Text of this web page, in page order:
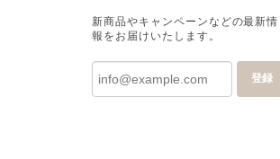
新商品やキャンペーンなどの最新情
報をお届けいたします。
登録